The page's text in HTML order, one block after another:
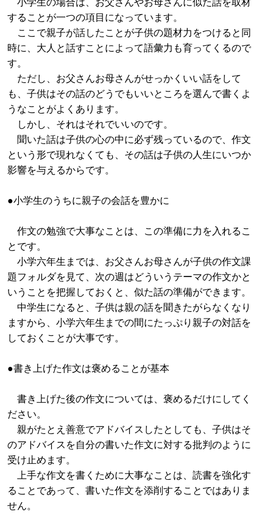
することが一つの項目になっています。
ここで親子が話したことが子供の題材力をつけると同
時に、大人と話すことによって語彙力も育ってくるので
す。
ただし、お父さんお母さんがせっかくいい話をして
も、子供はその話のどうでもいいところを選んで書くよ
うなことがよくあります。
しかし、それはそれでいいのです。
聞いた話は子供の心の中に必ず残っているので、作文
という形で現れなくても、その話は子供の人生にいつか
影響を与えるからです。
●小学生のうちに親子の会話を豊かに
作文の勉強で大事なことは、この準備に力を入れるこ
とです。
小学六年生までは、お父さんお母さんが子供の作文課
題フォルダを見て、次の週はどういうテーマの作文かと
いうことを把握しておくと、似た話の準備ができます。
中学生になると、子供は親の話を聞きたがらなくなり
ますから、小学六年生までの間にたっぷり親子の対話を
しておくことが大事です。
●書き上げた作文は褒めることが基本
書き上げた後の作文については、褒めるだけにしてく
ださい。
親がたとえ善意でアドバイスしたとしても、子供はそ
のアドバイスを自分の書いた作文に対する批判のように
受け止めます。
上手な作文を書くために大事なことは、読書を強化す
ることであって、書いた作文を添削することではありま
せん。